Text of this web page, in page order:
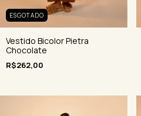
ESGOTADO
Vestido Bicolor Pietra
Chocolate
R$262,00